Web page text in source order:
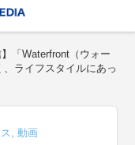
】「Waterfront（ウォー
ライフスタイルにあっ
,動画